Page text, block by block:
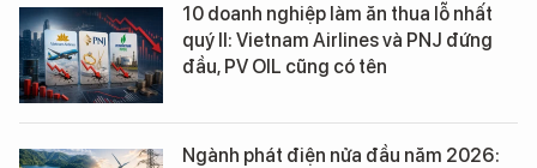
10 doanh nghiệp làm ăn thua lỗ nhất
quý II: Vietnam Airlines và PNJ đứng
đầu, PV OIL cũng có tên
Ngành phát điện nửa đầu năm 2026: